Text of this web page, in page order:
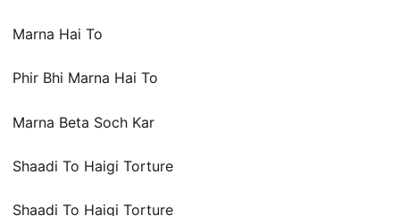
Marna Hai To
Phir Bhi Marna Hai To
Marna Beta Soch Kar
Shaadi To Haigi Torture
Shaadi To Haigi Torture